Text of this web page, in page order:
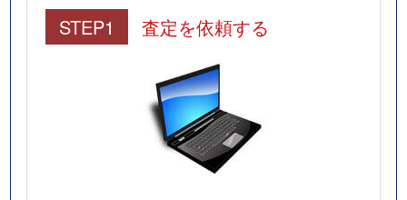
STEP1 査定を依頼する